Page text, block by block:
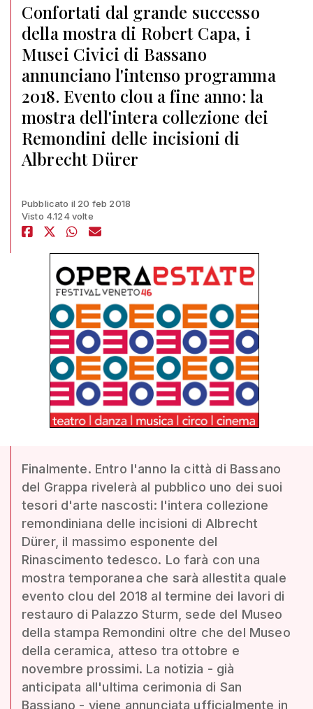
Confortati dal grande successo
della mostra di Robert Capa, i
Musei Civici di Bassano
annunciano l'intenso programma
2018. Evento clou a fine anno: la
mostra dell'intera collezione dei
Remondini delle incisioni di
Albrecht Dürer
Pubblicato il 20 feb 2018
Visto 4.124 volte
Finalmente. Entro l'anno la città di Bassano
del Grappa rivelerà al pubblico uno dei suoi
tesori d'arte nascosti: l'intera collezione
remondiniana delle incisioni di Albrecht
Dürer, il massimo esponente del
Rinascimento tedesco. Lo farà con una
mostra temporanea che sarà allestita quale
evento clou del 2018 al termine dei lavori di
restauro di Palazzo Sturm, sede del Museo
della stampa Remondini oltre che del Museo
della ceramica, atteso tra ottobre e
novembre prossimi. La notizia - già
anticipata all'ultima cerimonia di San
Bassiano - viene annunciata ufficialmente in